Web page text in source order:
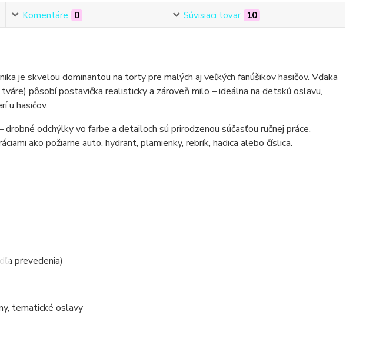
Komentáre 0 Súvisiaci tovar 10
je skvelou dominantou na torty pre malých aj veľkých fanúšikov hasičov. Vďaka
pôsobí postavička realisticky a zároveň milo – ideálna na detskú oslavu,
u hasičov.
drobné odchýlky vo farbe a detailoch sú prirodzenou súčasťou ručnej práce.
ako požiarne auto, hydrant, plamienky, rebrík, hadica alebo číslica.
prevedenia)
tematické oslavy